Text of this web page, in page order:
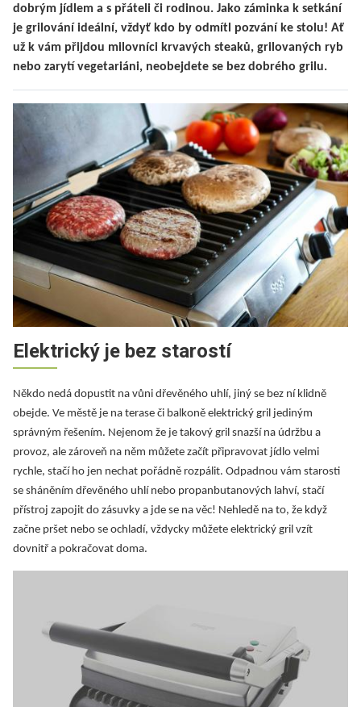
dobrým jídlem a s přáteli či rodinou. Jako záminka k setkání
je grilování ideální, vždyť kdo by odmítl pozvání ke stolu! Ať
už k vám přijdou milovníci krvavých steaků, grilovaných ryb
nebo zarytí vegetariáni, neobejdete se bez dobrého grilu.
Elektrický je bez starostí
Někdo nedá dopustit na vůni dřevěného uhlí, jiný se bez ní klidně
obejde. Ve městě je na terase či balkoně elektrický gril jediným
správným řešením. Nejenom že je takový gril snazší na údržbu a
provoz, ale zároveň na něm můžete začít připravovat jídlo velmi
rychle, stačí ho jen nechat pořádně rozpálit. Odpadnou vám starosti
se sháněním dřevěného uhlí nebo propanbutanových lahví, stačí
přístroj zapojit do zásuvky a jde se na věc! Nehledě na to, že když
začne pršet nebo se ochladí, vždycky můžete elektrický gril vzít
dovnitř a pokračovat doma.